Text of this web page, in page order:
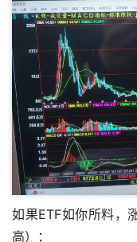
如果ETF如你所料，
高）：